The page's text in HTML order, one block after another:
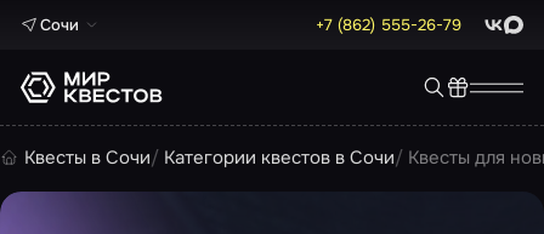
Сочи +7 (862) 555-26-79 Max
Квесты в Сочи Категории квестов в Сочи Квесты для